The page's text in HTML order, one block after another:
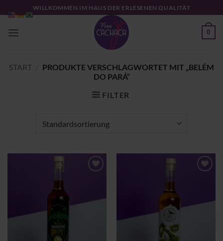
Inhalt
springen
WILLKOMMEN IM HAUS DER ERLESENEN QUALITÄT
0
START
PRODUKTE VERSCHLAGWORTET MIT „BELÉM
DO PARÁ“
FILTER